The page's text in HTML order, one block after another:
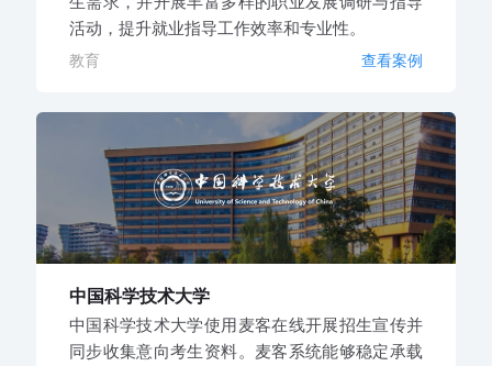
活动，提升就业指导工作效率和专业性。
教育 查看案例
中国科学技术大学
中国科学技术大学使用麦客在线开展招生宣传并
同步收集意向考生资料。麦客系统能够稳定承载